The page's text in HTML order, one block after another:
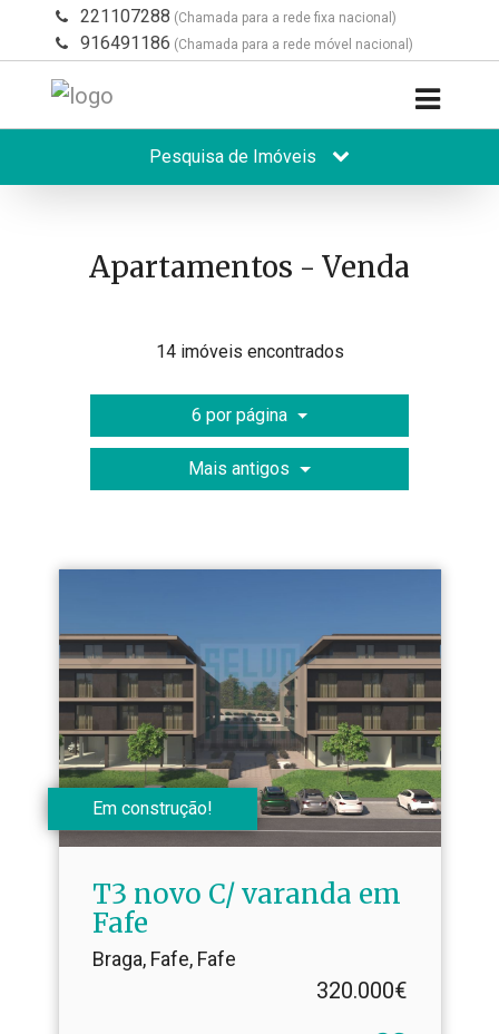
221107288 (Chamada para a rede fixa nacional)
916491186 (Chamada para a rede móvel nacional)
Pesquisa de Imóveis
Apartamentos - Venda
14 imóveis encontrados
6 por página
Mais antigos
Em construção!
T3 novo C/ varanda em
Fafe
Braga, Fafe, Fafe
320.000€